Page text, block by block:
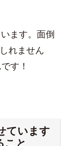
ます。面倒
れません
す！
ています
こと